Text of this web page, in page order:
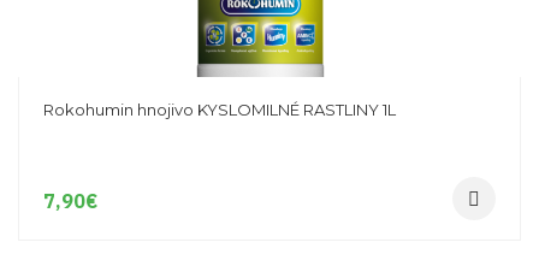
Rokohumin hnojivo KYSLOMILNÉ RASTLINY 1L
7,90€